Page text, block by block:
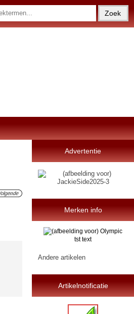
Advertentie
Merken info
tst text
Andere artikelen
Artikelnotificatie